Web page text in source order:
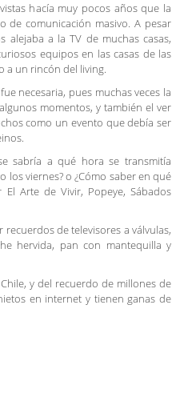
hacía muy pocos años que la
de comunicación masivo. A pesar
a la TV de muchas casas,
equipos en las casas de las
a un rincón del living.
necesaria, pues muchas veces la
momentos, y también el ver
como un evento que debía ser
sabría a qué hora se transmitía
los viernes? o ¿Cómo saber en qué
Arte de Vivir, Popeye, Sábados
de televisores a válvulas,
hervida, pan con mantequilla y
y del recuerdo de millones de
en internet y tienen ganas de